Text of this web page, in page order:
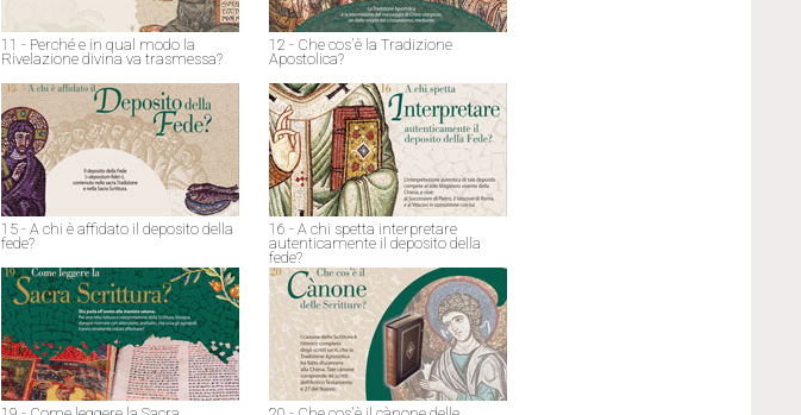
11 - Perché e in qual modo la
Rivelazione divina va trasmessa?
12 - Che cos'è la Tradizione
Apostolica?
15 - A chi è affidato il deposito della
fede?
16 - A chi spetta interpretare
autenticamente il deposito della
fede?